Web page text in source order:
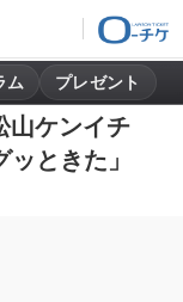
ム プレゼント
山ケンイチ
ときた」